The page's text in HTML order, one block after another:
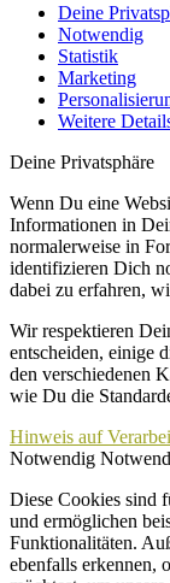
Deine
Notwendig
Statistik
Marketing
Weitere
Deine Privatsphäre
Wenn Du eine
Informationen in
normalerweise in
identifizieren Dich
dabei zu erfahren,
Wir respektieren
entscheiden, einige
den verschiedenen
wie Du die
Hinweis auf
Notwendig
Diese Cookies sind
und ermöglichen
Funktionalitäten.
ebenfalls erkennen,